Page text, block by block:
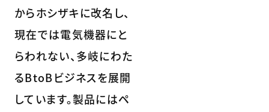
からホシザキに改名し、
現在では電気機器にと
らわれない、多岐にわた
るBtoBビジネスを展開
しています。製品にはペ